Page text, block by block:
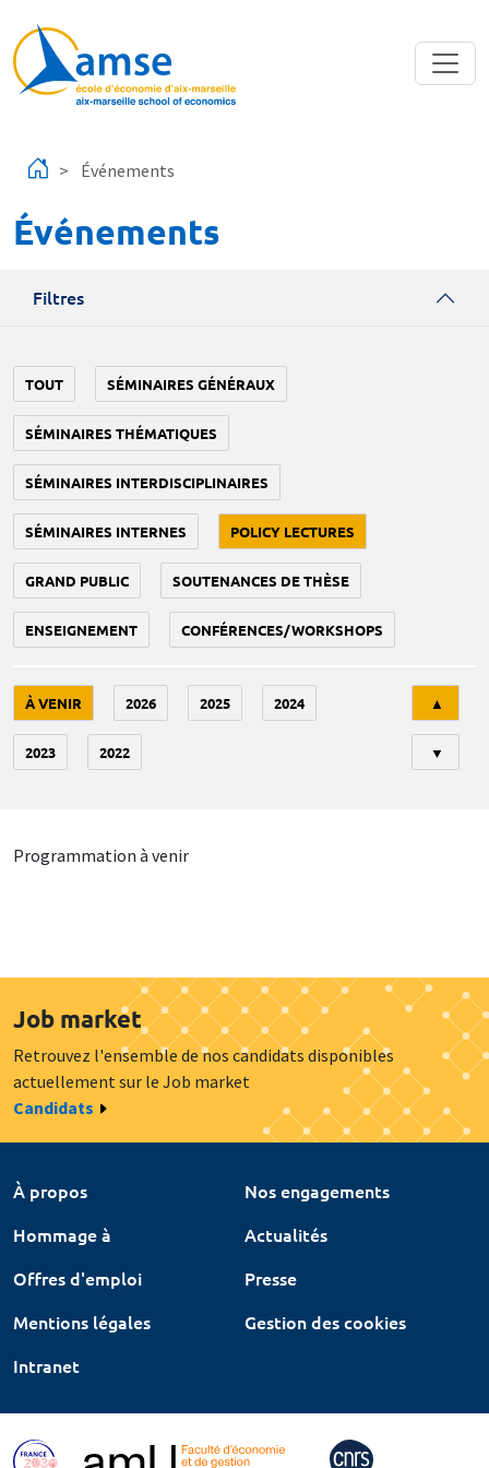
Événements
Événements
Filtres
TOUT SÉMINAIRES GÉNÉRAUX
SÉMINAIRES THÉMATIQUES
SÉMINAIRES INTERDISCIPLINAIRES
SÉMINAIRES INTERNES POLICY LECTURES
GRAND PUBLIC SOUTENANCES DE THÈSE
ENSEIGNEMENT CONFÉRENCES/WORKSHOPS
À VENIR 2026 2025 2024
2023 2022
▲
▼
Programmation à venir
Job market
Retrouvez l'ensemble de nos candidats disponibles
actuellement sur le Job market
Candidats
À propos
Nos engagements
Hommage à
Actualités
Offres d'emploi
Presse
Mentions légales
Gestion des cookies
Intranet